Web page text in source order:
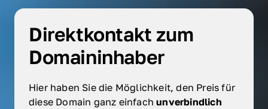
Direktkontakt zum
Domaininhaber
Hier haben Sie die Möglichkeit, den Preis für
diese Domain ganz einfach